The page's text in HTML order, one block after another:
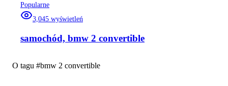
Popularne
3,045 wyświetleń
samochód, bmw 2 convertible
O tagu #bmw 2 convertible